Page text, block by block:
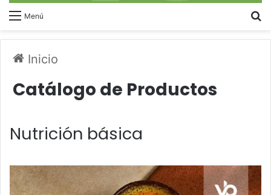
Menú
Inicio
Catálogo de Productos
Nutrición básica